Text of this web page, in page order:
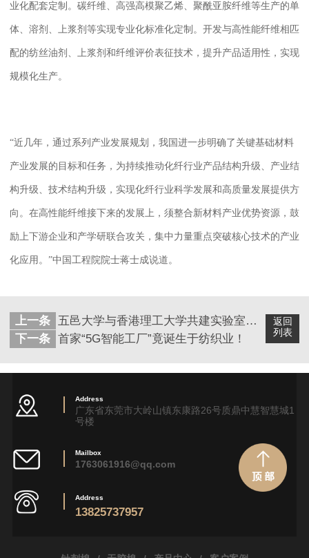
业化配套定制。碳纤维、高强高模聚乙烯、聚酰亚胺纤维等生产的单
体、溶剂、上浆剂等实现专业化标准化定制。开发与高性能纤维相匹
配的纺丝油剂、上浆剂和纤维评价表征技术，提升产品适用性，实现
规模化生产。
“近几年，通过系列产业发展规划，我国进一步明确了关键基础材料
产业发展的目标和任务，为持续推动化纤行业产品结构升级、产业结
构升级、技术结构升级，实现化纤行业科学发展和高质量发展提供方
向。在高性能纤维接下来的发展上，须整合新材料产业优势资源，鼓
励上下游企业和产学研联合攻关，集中力量重点突破核心技术的产业
化应用。”中国工程院院士蒋士成说道。
返回
列表
上一条
五邑大学与香港理工大学共建实验室，携手打造粤港纺织新材料创新基地
下一条 首家“5G智能工厂”竟诞生于纺织业！
Address
广东省东莞市大岭山镇东康路26号质鼎中慧智慧城1
号楼
Mailbox
1763061916@qq.com
Address
13825737957